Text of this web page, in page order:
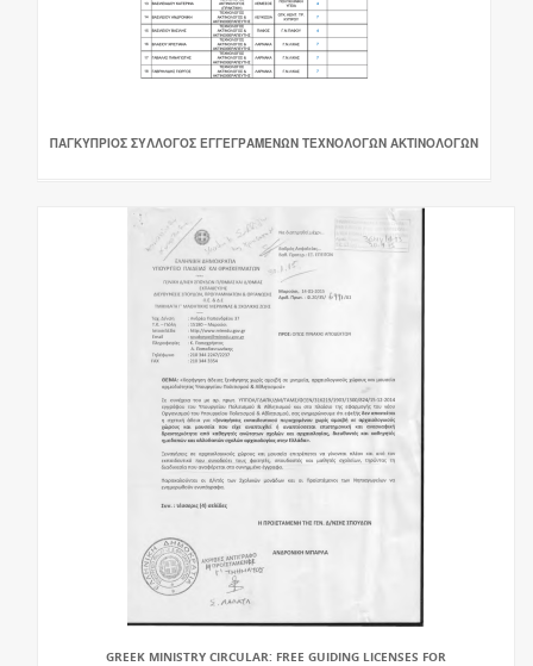
ΠΑΓΚΥΠΡΙΟΣ ΣΥΛΛΟΓΟΣ ΕΓΓΕΓΡΑΜΕΝΩΝ ΤΕΧΝΟΛΟΓΩΝ ΑΚΤΙΝΟΛΟΓΩΝ
GREEK MINISTRY CIRCULAR: FREE GUIDING LICENSES FOR